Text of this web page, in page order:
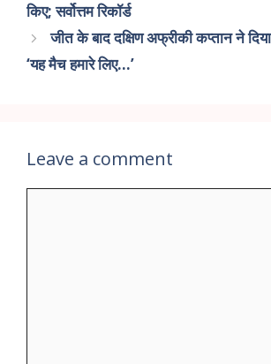
किए; सर्वोत्तम रिकॉर्ड
जीत के बाद दक्षिण अफ्रीकी कप्तान ने
‘यह मैच हमारे लिए…’
Leave a comment